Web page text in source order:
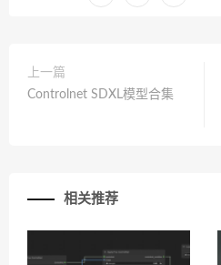
上一篇
Controlnet SDXL模型合集
相关推荐